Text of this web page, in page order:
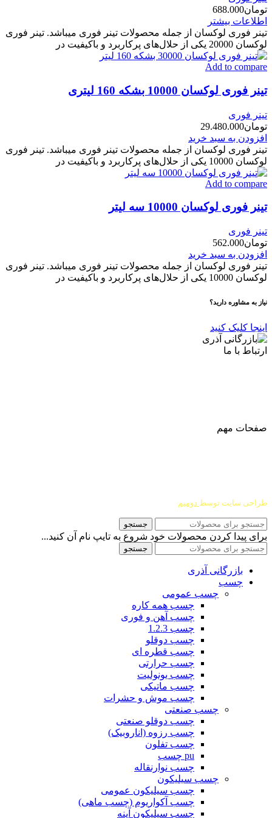
تومان688.000
اطلاعات بیشتر
تینر فوری لوکسان از جمله محصولات تینر فوری میباشد. تینر فوری
لوکسان 20000 یکی از حلال‌های پرکاربرد و باکیفیت در
Add to compare
تینر فوری لوکسان 10000 بشکه 160 لیتری
تینر فوری
تومان29.480.000
افزودن به سبد خرید
تینر فوری لوکسان از جمله محصولات تینر فوری میباشد. تینر فوری
لوکسان 10000 یکی از حلال‌های پرکاربرد و باکیفیت در
Add to compare
تینر فوری لوکسان 10000 سه لیتر
تینر فوری
تومان562.000
افزودن به سبد خرید
تینر فوری لوکسان از جمله محصولات تینر فوری میباشد. تینر فوری
لوکسان 10000 یکی از حلال‌های پرکاربرد و باکیفیت در
نیاز به مشاوره دارید؟
اینجا کلیک کنید
ارتباط با ما
صفحات مهم
طراحی سایت توسط دومیم
جستجو
برای پیدا کردن محصولات خود شروع به تایپ نام آن کنید...
جستجو
بازرگانی آذری
چسب
چسب عمومی
چسب همه کاره
چسب آهن و فوری
چسب 1.2.3
چسب دوقلو
چسب قطره ای
چسب حرارتی
چسب یونولیت
چسب ماتیکی
چسب موش و حشرات
چسب صنعتی
چسب دوقلو صنعتی
چسب رزوه (اناروبیک)
چسب تفلون
pu چسب
چسب نوارنقاله
چسب سیلیکون
چسب سیلیکون عمومی
چسب آکواریوم (چسب ماهی)
چسب سیلیکون آینه